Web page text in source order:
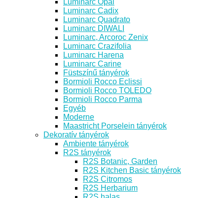
Luminarc Cadix
Luminarc Quadrato
Luminarc DIWALI
Luminarc, Arcoroc Zenix
Luminarc Crazifolia
Luminarc Harena
Luminarc Carine
Füstszínű tányérok
Bormioli Rocco Eclissi
Bormioli Rocco TOLEDO
Bormioli Rocco Parma
Egyéb
Moderne
Maastricht Porselein tányérok
Dekoratív tányérok
Ambiente tányérok
R2S tányérok
R2S Botanic, Garden
R2S Kitchen Basic tányérok
R2S Citromos
R2S Herbarium